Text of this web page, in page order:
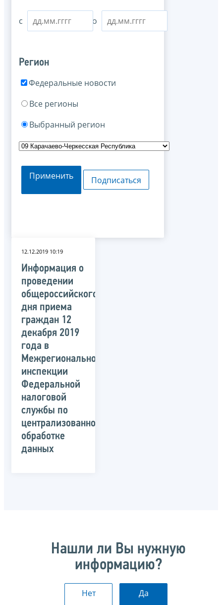
с по
Регион
Федеральные новости
Все регионы
Выбранный регион
Применить Подписаться
12.12.2019 10:19
Информация о
проведении
общероссийского
дня приема
граждан 12
декабря 2019
года в
Межрегиональной
инспекции
Федеральной
налоговой
службы по
централизованной
обработке
данных
Нашли ли Вы нужную
информацию?
Нет Да